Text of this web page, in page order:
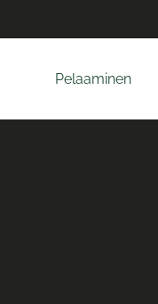
Pelaaminen